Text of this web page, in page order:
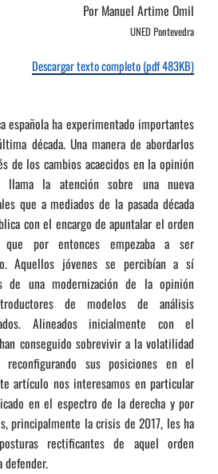
Por Manuel Artime Omil
UNED Pontevedra
Descargar texto completo (pdf 483KB)
española ha experimentado importantes
década. Una manera de abordarlos
de los cambios acaecidos en la opinión
llama la atención sobre una nueva
que a mediados de la pasada década
con el encargo de apuntalar el orden
que por entonces empezaba a ser
Aquellos jóvenes se percibían a sí
de una modernización de la opinión
de modelos de análisis
Alineados inicialmente con el
conseguido sobrevivir a la volatilidad
sus posiciones en el
artículo nos interesamos en particular
en el espectro de la derecha y por
principalmente la crisis de 2017, les ha
rectificantes de aquel orden
defender.